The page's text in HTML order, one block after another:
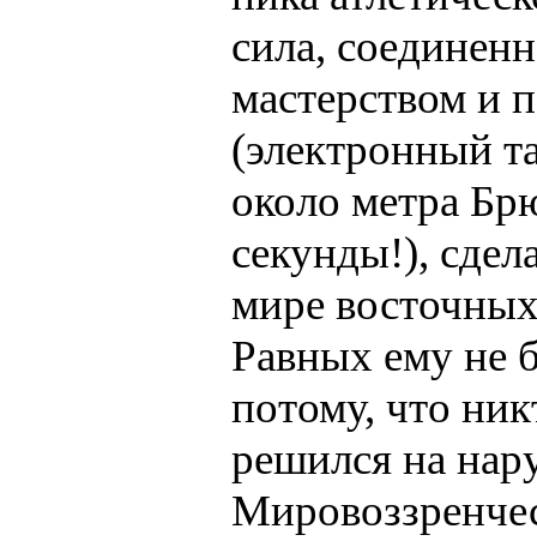
сила,
мастерством и
(электронный
около метра
секунды!),
мире
Равных ему не
потому, что
решился на